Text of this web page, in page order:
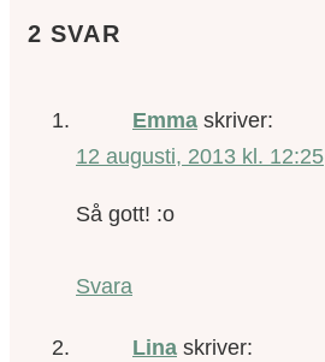
2 SVAR
Emma skriver:
12 augusti, 2013 kl. 12:25
Så gott! :o
Svara
Lina skriver: